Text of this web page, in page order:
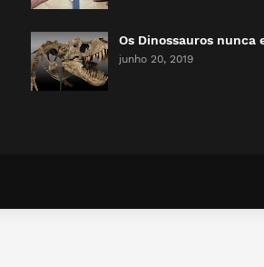
Os Dinossauros nunca
junho 20, 2019